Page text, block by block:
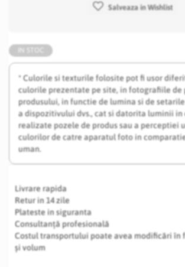
* Culorile si texturile folosite pot fi usor
culorile prezentate pe site, in fotografiile de
produsului, in functie de lumina si de
a dispozitivului dvs., cat si datorita luminii in
realizate pozele de produs sau a perceptiei
culorilor de catre aparatul foto in
uman.
Livrare rapida
Retur in 14 zile
Plateste in siguranta
Consultanță profesională
Costul transportului poate avea modificări în
și volum
Salveaza in Wishlist